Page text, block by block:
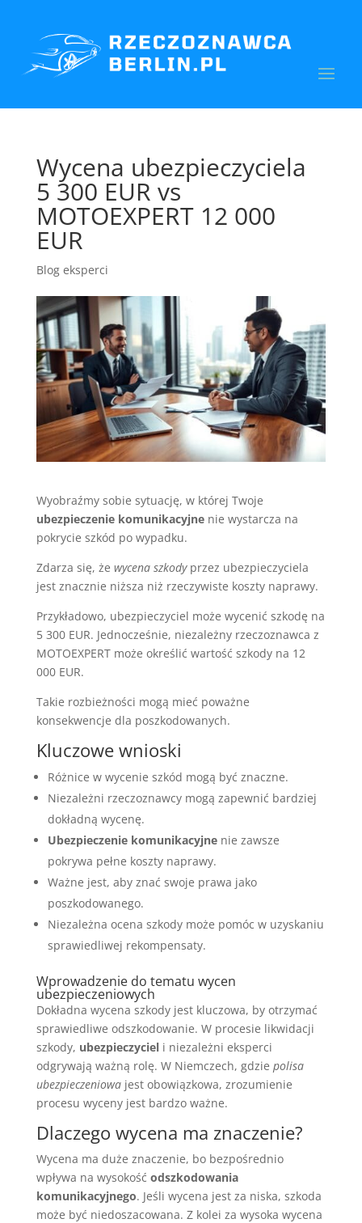
Wycena ubezpieczyciela
5 300 EUR vs
MOTOEXPERT 12 000
EUR
Blog eksperci
Wyobraźmy sobie sytuację, w której Twoje
ubezpieczenie komunikacyjnenie wystarcza na
pokrycie szkód po wypadku.
Zdarza się, że wycena szkodyprzez ubezpieczyciela
jest znacznie niższa niż rzeczywiste koszty naprawy.
Przykładowo, ubezpieczyciel może wycenić szkodę na
5 300 EUR. Jednocześnie, niezależny rzeczoznawca z
MOTOEXPERT może określić wartość szkody na 12
000 EUR.
Takie rozbieżności mogą mieć poważne
konsekwencje dla poszkodowanych.
Kluczowe wnioski
Różnice w wycenie szkód mogą być znaczne.
Niezależni rzeczoznawcy mogą zapewnić bardziej
dokładną wycenę.
Ubezpieczenie komunikacyjnenie zawsze
pokrywa pełne koszty naprawy.
Ważne jest, aby znać swoje prawa jako
poszkodowanego.
Niezależna ocena szkody może pomóc w uzyskaniu
sprawiedliwej rekompensaty.
Wprowadzenie do tematu wycen
ubezpieczeniowych
Dokładna wycena szkody jest kluczowa, by otrzymać
sprawiedliwe odszkodowanie. W procesie likwidacji
szkody, ubezpieczycieli niezależni eksperci
odgrywają ważną rolę. W Niemczech, gdzie polisa
ubezpieczeniowajest obowiązkowa, zrozumienie
procesu wyceny jest bardzo ważne.
Dlaczego wycena ma znaczenie?
Wycena ma duże znaczenie, bo bezpośrednio
wpływa na wysokość odszkodowania
komunikacyjnego. Jeśli wycena jest za niska, szkoda
może być niedoszacowana. Z kolei za wysoka wycena